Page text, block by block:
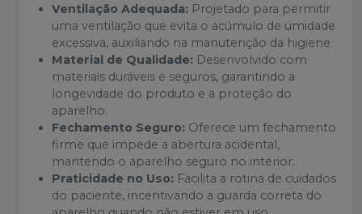
Ventilação Adequada: Projetado para permitir
uma ventilação que evita o acúmulo de umidade
excessiva, auxiliando na manutenção da higiene.
Material de Qualidade: Desenvolvido com
materiais duráveis e seguros, garantindo a
longevidade do produto e a proteção do
aparelho.
Fechamento Seguro: Oferece um fechamento
firme que impede a abertura acidental,
mantendo o aparelho seguro no interior.
Praticidade no Uso: Facilita a rotina de cuidados
do paciente, incentivando a guarda correta do